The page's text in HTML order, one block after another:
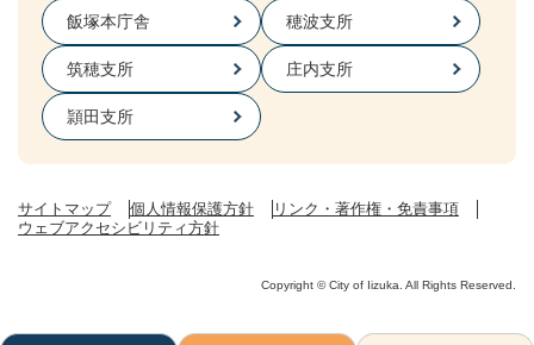
飯塚本庁舎 穂波支所
筑穂支所 庄内支所
頴田支所
サイトマップ 個人情報保護方針
リンク・著作権・免責事項
ウェブアクセシビリティ方針
Copyright © City of Iizuka. All Rights Reserved.